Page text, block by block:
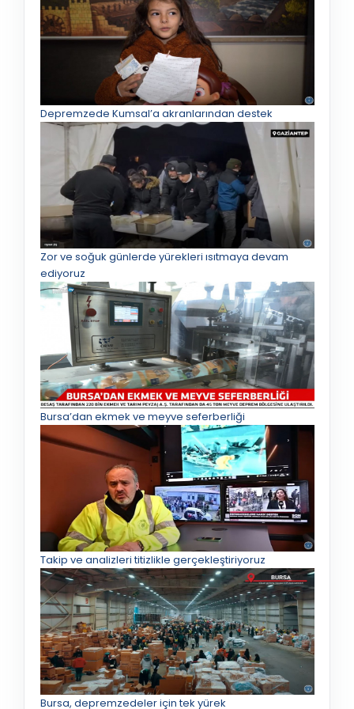
Depremzede Kumsal’a akranlarından destek
Zor ve soğuk günlerde yürekleri ısıtmaya devam
ediyoruz
Bursa’dan ekmek ve meyve seferberliği
Takip ve analizleri titizlikle gerçekleştiriyoruz
Bursa, depremzedeler için tek yürek